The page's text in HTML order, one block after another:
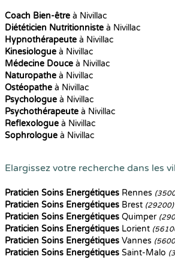
Coach Bien-être à Nivillac
Diététicien Nutritionniste à Nivillac
Hypnothérapeute à Nivillac
Kinesiologue à Nivillac
Médecine Douce à Nivillac
Naturopathe à Nivillac
Ostéopathe à Nivillac
Psychologue à Nivillac
Psychothérapeute à Nivillac
Reflexologue à Nivillac
Sophrologue à Nivillac
Elargissez votre recherche dans les
Praticien Soins Energétiques Rennes
Praticien Soins Energétiques Brest (29200)
Praticien Soins Energétiques Quimper
Praticien Soins Energétiques Lorient
Praticien Soins Energétiques Vannes
Praticien Soins Energétiques Saint-Malo